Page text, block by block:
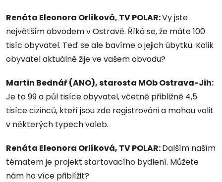
Renáta Eleonora Orlíková, TV POLAR:Vy jste
největším obvodem v Ostravě. Říká se, že máte 100
tisíc obyvatel. Teď se ale bavíme o jejich úbytku. Kolik
obyvatel aktuálně žije ve vašem obvodu?
Martin Bednář (ANO), starosta MOb Ostrava-Jih:
Je to 99 a půl tisíce obyvatel, včetně přibližně 4,5
tisíce cizinců, kteří jsou zde registrováni a mohou volit
v některých typech voleb.
Renáta Eleonora Orlíková, TV POLAR:Dalším naším
tématem je projekt startovacího bydlení. Můžete
nám ho více přiblížit?